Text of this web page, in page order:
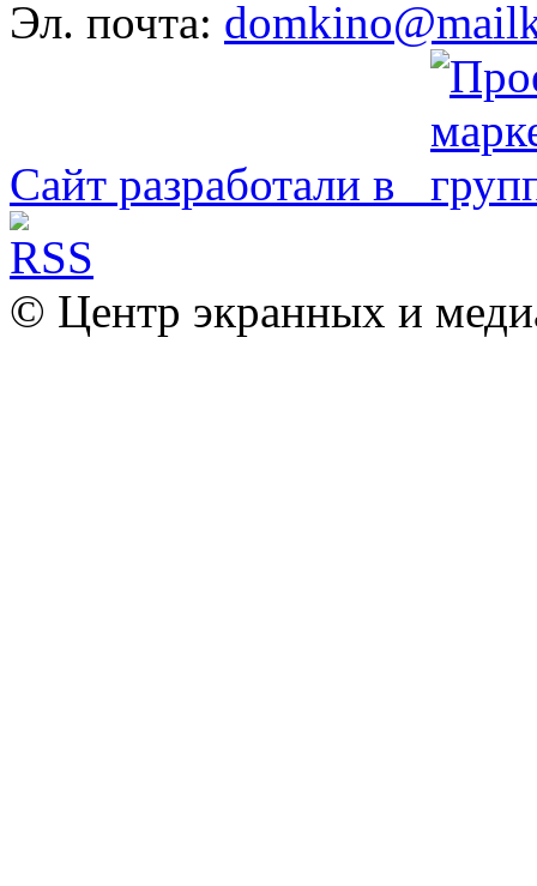
Эл. почта:
Сайт разработали в
© Центр экранных и